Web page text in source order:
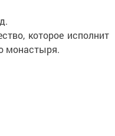
которое исполнит
монастыря.